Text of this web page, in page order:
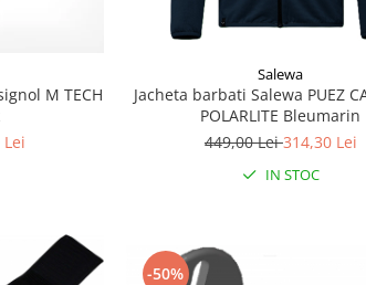
M TECH
Salewa
Jacheta barbati Salewa PUEZ
POLARLITE Bleumarin
449,00 Lei314,30 Lei
IN STOC
-50%